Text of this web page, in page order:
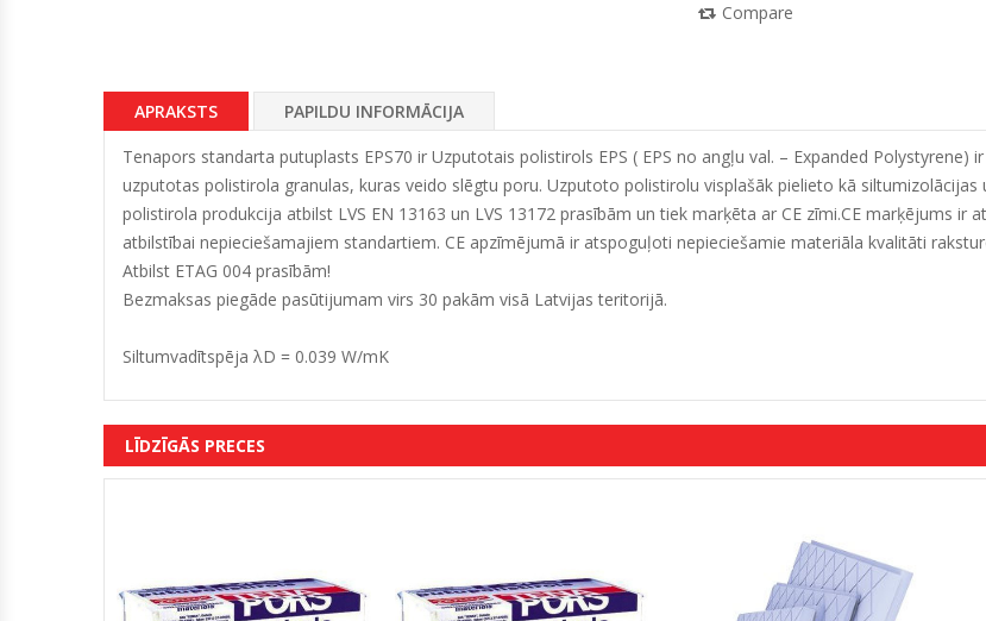
Compare
APRAKSTS PAPILDU INFORMĀCIJA
Tenapors standarta putuplasts EPS70 ir Uzputotais polistirols EPS ( EPS no angļu val. – Expanded
uzputotas polistirola granulas, kuras veido slēgtu poru. Uzputoto polistirolu visplašāk pielieto kā siltumizolācijas
polistirola produkcija atbilst LVS EN 13163 un LVS 13172 prasībām un tiek marķēta ar CE zīmi.CE marķējums
atbilstībai nepieciešamajiem standartiem. CE apzīmējumā ir atspoguļoti nepieciešamie materiāla kvalitāti
Atbilst ETAG 004 prasībām!
Bezmaksas piegāde pasūtijumam virs 30 pakām visā Latvijas teritorijā.
Siltumvadītspēja λD = 0.039 W/mK
LĪDZĪGĀS PRECES